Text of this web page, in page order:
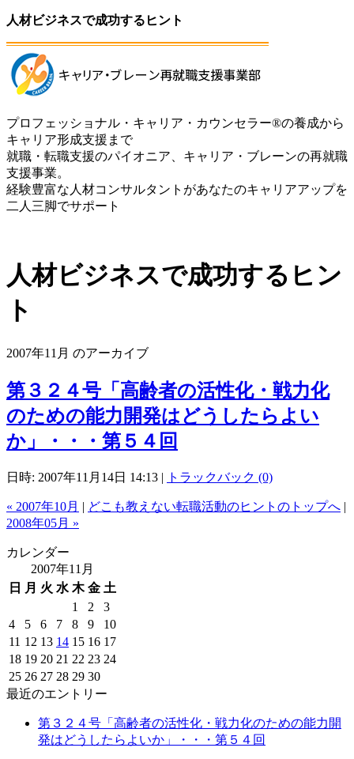
人材ビジネスで成功するヒント
プロフェッショナル・キャリア・カウンセラー®の養成から
キャリア形成支援まで
就職・転職支援のパイオニア、キャリア・ブレーンの再就職
支援事業。
経験豊富な人材コンサルタントがあなたのキャリアアップを
二人三脚でサポート
人材ビジネスで成功するヒン
ト
2007年11月 のアーカイブ
第３２４号「高齢者の活性化・戦力化
のための能力開発はどうしたらよい
か」・・・第５４回
日時: 2007年11月14日 14:13 | トラックバック (0)
« 2007年10月 | どこも教えない転職活動のヒントのトップへ |
2008年05月 »
カレンダー
2007年11月
日
月 火 水 木 金 土
1
2
3
4
5 6 7 8 9
10
11 12 13 14 15 16 17
18 19 20 21 22 23 24
25 26 27 28 29 30
最近のエントリー
第３２４号「高齢者の活性化・戦力化のための能力開
発はどうしたらよいか」・・・第５４回